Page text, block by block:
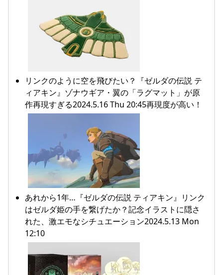
リンクのように空を飛びたい？『ゼルダの伝説 テ
ィアキン』ゾナウギア・翼の「ラグマット」が原
作再現すぎる2024.5.16 Thu 20:45再現度が高い！
あれから1年…『ゼルダの伝説 ティアキン』リンク
はゼルダ姫の手を繋げたか？記念イラストに隠さ
れた、激エモなシチュエーション2024.5.13 Mon
12:10